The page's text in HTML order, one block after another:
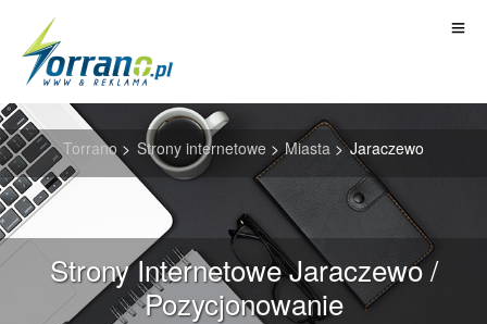
Torrano > Strony internetowe > Miasta > Jaraczewo
Strony Internetowe Jaraczewo /
Pozycjonowanie